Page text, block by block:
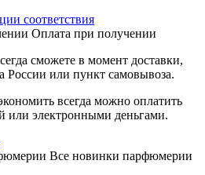
соответствия
Оплата при получении
сможете в момент доставки,
России или пункт самовывоза.
всегда можно оплатить
или электронными деньгами.
Все новинки парфюмерии